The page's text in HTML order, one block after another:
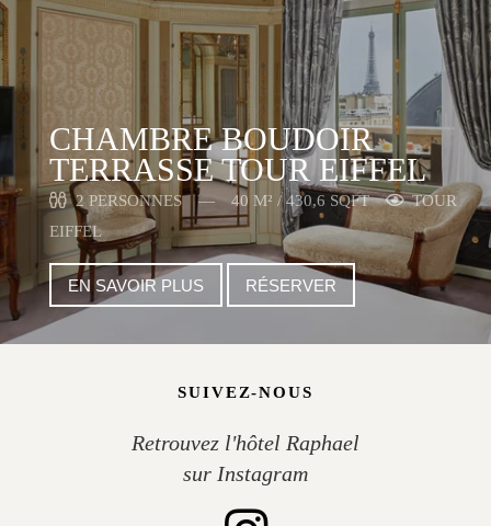
CHAMBRE BOUDOIR
TERRASSE TOUR EIFFEL
2 PERSONNES 40 M² / 430,6 SQFT
TOUR
EIFFEL
EN SAVOIR PLUS RÉSERVER
SUIVEZ-NOUS
Retrouvez l'hôtel Raphael
sur Instagram